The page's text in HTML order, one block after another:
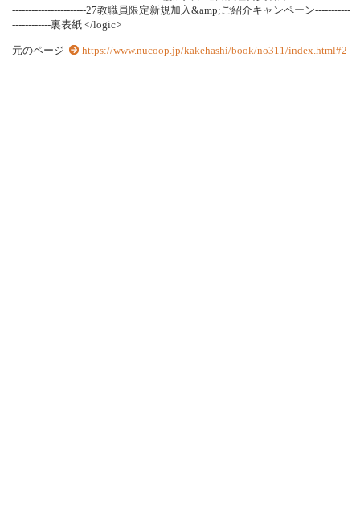
-----------------------27教職員 限定新規加 入&amp;ご紹介キ ャ ンペーン-----------
------------裏表紙 </logic>
元のページ https://www.nucoop.jp/kakehashi/book/no311/index.html#2